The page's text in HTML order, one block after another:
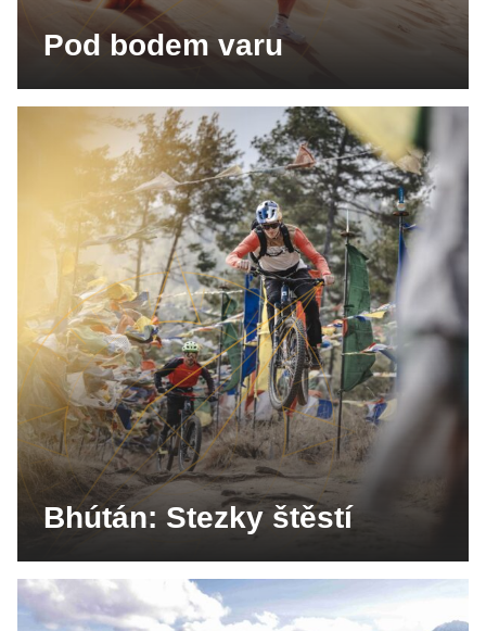
Pod bodem varu
Bhútán: Stezky štěstí